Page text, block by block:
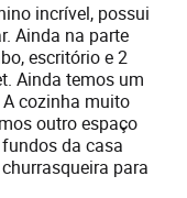
incrível, possui
Ainda na parte
escritório e 2
Ainda temos um
cozinha muito
outro espaço
da casa
para